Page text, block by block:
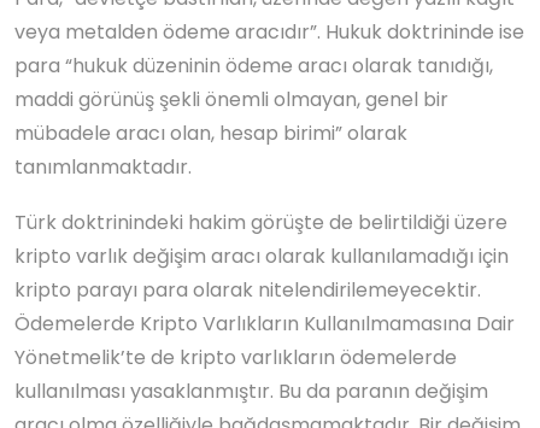
veya metalden ödeme aracıdır”. Hukuk doktrininde ise
para “hukuk düzeninin ödeme aracı olarak tanıdığı,
maddi görünüş şekli önemli olmayan, genel bir
mübadele aracı olan, hesap birimi” olarak
tanımlanmaktadır.
Türk doktrinindeki hakim görüşte de belirtildiği üzere
kripto varlık değişim aracı olarak kullanılamadığı için
kripto parayı para olarak nitelendirilemeyecektir.
Ödemelerde Kripto Varlıkların Kullanılmamasına Dair
Yönetmelik’te de kripto varlıkların ödemelerde
kullanılması yasaklanmıştır. Bu da paranın değişim